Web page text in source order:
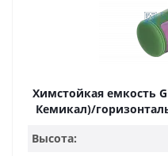
Химстойкая емкость
Кемикал)/
Высота: